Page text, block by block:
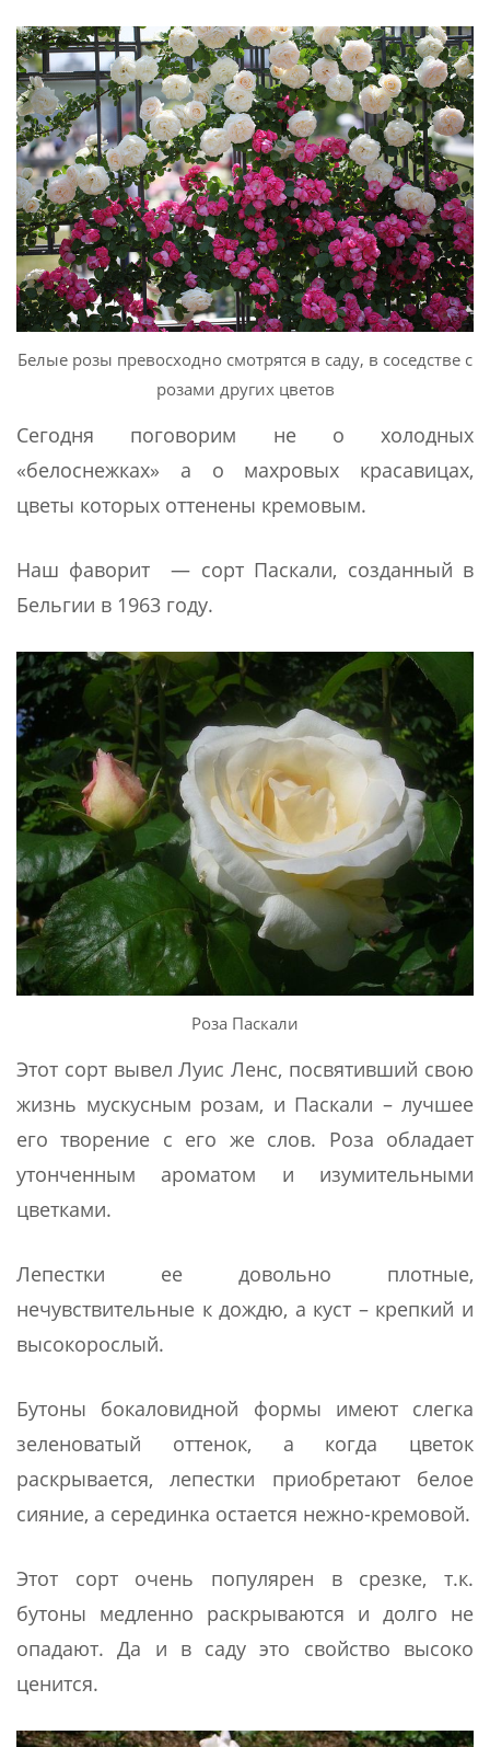
Белые розы превосходно смотрятся в саду, в соседстве с
розами других цветов
Сегодня поговорим не о холодных
«белоснежках» а о махровых красавицах,
цветы которых оттенены кремовым.
Наш фаворит — сорт Паскали, созданный в
Бельгии в 1963 году.
Роза Паскали
Этот сорт вывел Луис Ленс, посвятивший свою
жизнь мускусным розам, и Паскали – лучшее
его творение с его же слов. Роза обладает
утонченным ароматом и изумительными
цветками.
Лепестки ее довольно плотные,
нечувствительные к дождю, а куст – крепкий и
высокорослый.
Бутоны бокаловидной формы имеют слегка
зеленоватый оттенок, а когда цветок
раскрывается, лепестки приобретают белое
сияние, а серединка остается нежно-кремовой.
Этот сорт очень популярен в срезке, т.к.
бутоны медленно раскрываются и долго не
опадают. Да и в саду это свойство высоко
ценится.